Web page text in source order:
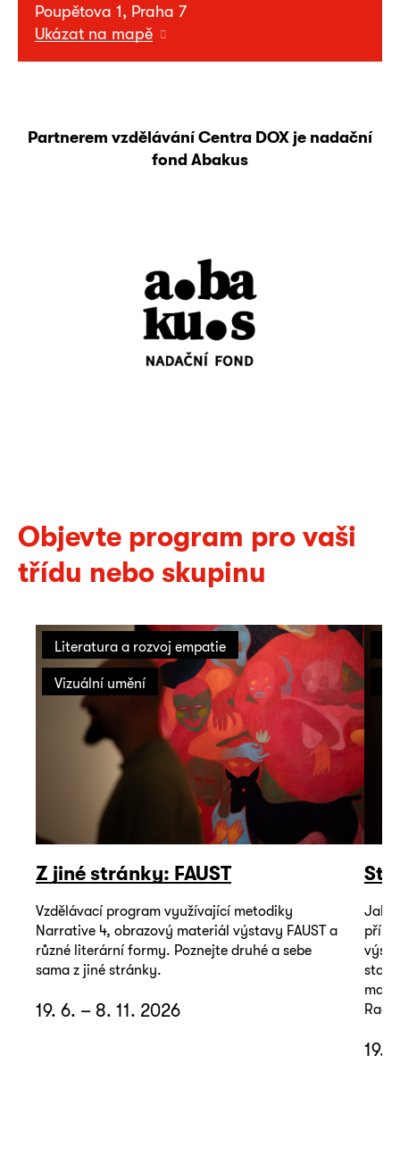
Poupětova 1, Praha 7
Ukázat na mapě
Partnerem vzdělávání Centra DOX je nadační
fond Abakus
Objevte program pro vaši
třídu nebo skupinu
Literatura a rozvoj empatie
Vizuální umění
Z jiné stránky: FAUST
Vzdělávací program využívající metodiky
Narrative 4, obrazový materiál výstavy FAUST a
různé literární formy. Poznejte druhé a sebe
sama z jiné stránky.
19. 6. – 8. 11. 2026
Jak
stačí
19.